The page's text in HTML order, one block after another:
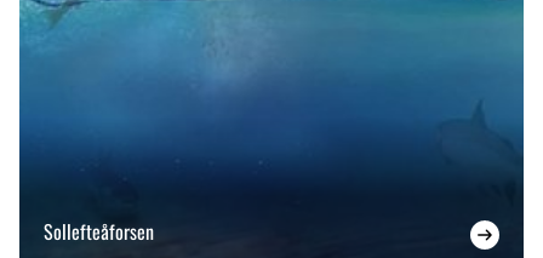
Sollefteåforsen